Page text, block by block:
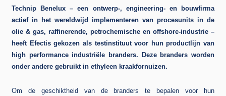
Technip Benelux – een ontwerp-, engineering- en bouwfirma
actief in het wereldwijd implementeren van procesunits in de
olie & gas, raffinerende, petrochemische en offshore-industrie –
heeft Efectis gekozen als testinstituut voor hun productlijn van
high performance industriële branders. Deze branders worden
onder andere gebruikt in ethyleen kraakfornuizen.
Om de geschiktheid van de branders te bepalen voor hun